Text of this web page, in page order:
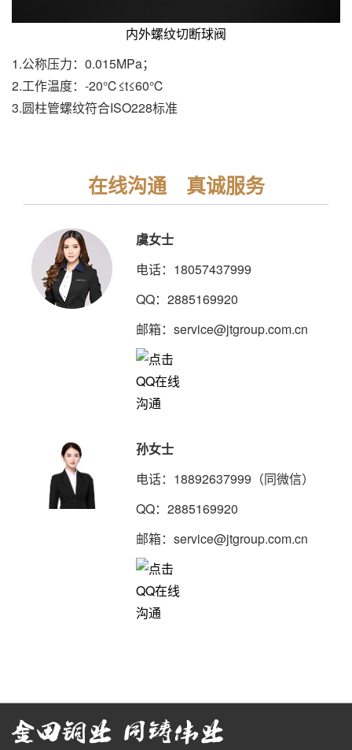
内外螺纹切断球阀
1.公称压力：0.015MPa；
2.工作温度：-20℃≤t≤60℃
3.圆柱管螺纹符合ISO228标准
在线沟通 真诚服务
虞女士
电话：18057437999
QQ：2885169920
邮箱：service@jtgroup.com.cn
孙女士
电话：18892637999（同微信）
QQ：2885169920
邮箱：service@jtgroup.com.cn